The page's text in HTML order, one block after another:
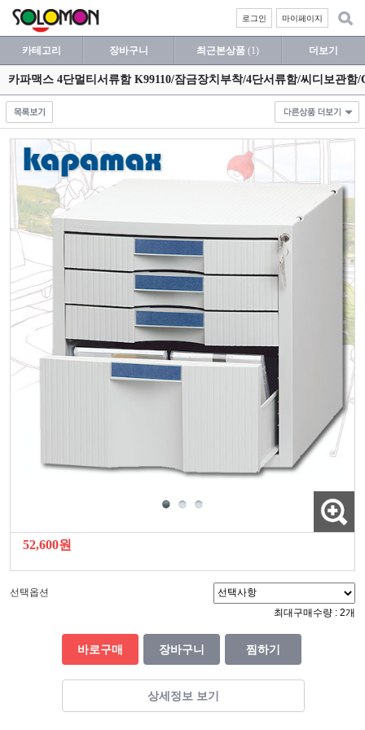
마이페이지
로그인
카테고리 장바구니 최근본상품 (1) 더보기
카파맥스 4단멀티서류함 K99110/잠금장치부착/4단서류함/씨디보관함
52,600원
선택옵션
최대구매수량 : 2개
바로구매 장바구니 찜하기
상세정보 보기